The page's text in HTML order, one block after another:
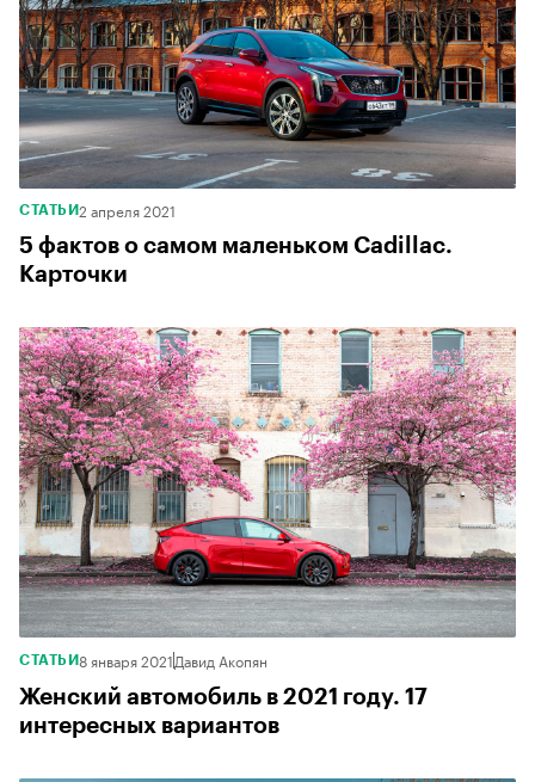
СТАТЬИ2 апреля 2021
5 фактов о самом маленьком Cadillac.
Карточки
СТАТЬИ8 января 2021Давид Акопян
Женский автомобиль в 2021 году. 17
интересных вариантов